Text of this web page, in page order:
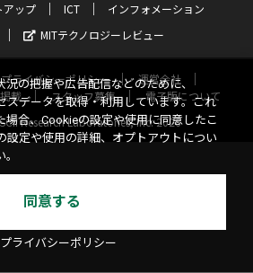
アップ ICT
インフォメーション
MITテクノロジーレビュー
プライバシーポリシー
運営会社
載 スタッフ募集
電子版について
Research Laboratories, Inc. 2026
の把握や広告配信などのために、
スデータを取得・利用しています。これ
場合、Cookieの設定や使用に同意したこ
設定や使用の詳細、オプトアウトについ
同意する
ライバシーポリシー